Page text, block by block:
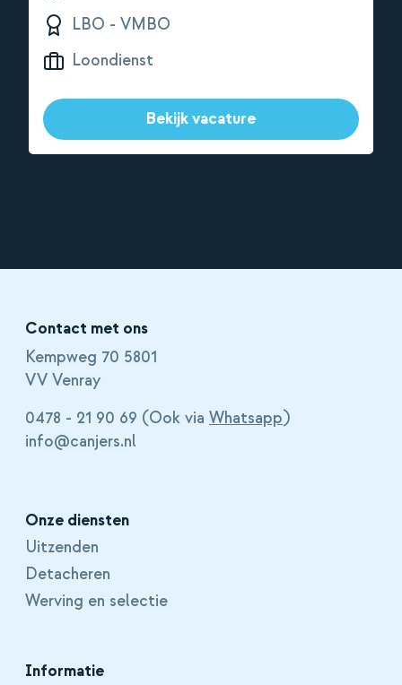
LBO - VMBO
Loondienst
Bekijk vacature
Contact met ons
Kempweg 70 5801
VV Venray
0478 - 21 90 69 (Ook via Whatsapp)
info@canjers.nl
Onze diensten
Uitzenden
Detacheren
Werving en selectie
Informatie